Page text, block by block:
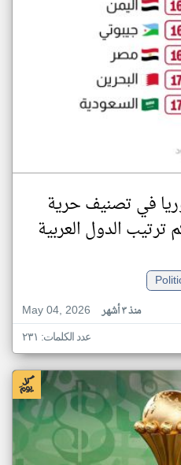
في تصنيف حرية
ترتيب الدول العربية
May 04, 2026
منذ ٣ أشهر
عدد الكلمات: ٢٣١